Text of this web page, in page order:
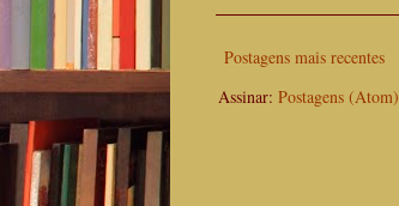
Postagens mais recentes
Assinar: Postagens (Atom)